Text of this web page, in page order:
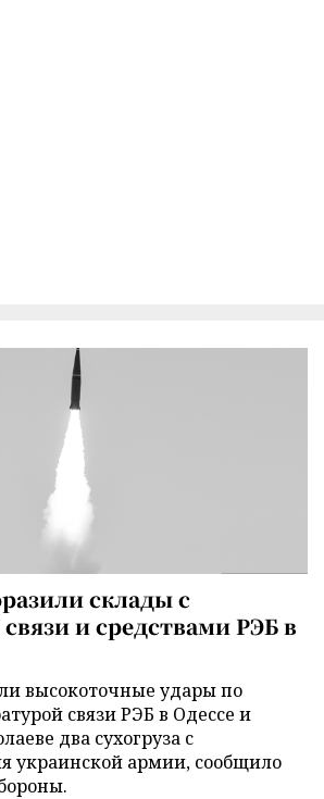
склады с
и средствами РЭБ в
высокоточные удары по
связи РЭБ в Одессе и
два сухогруза с
украинской армии, сообщило